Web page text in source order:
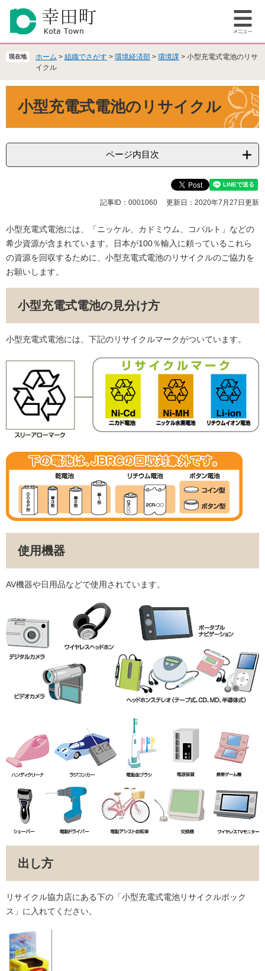
の
で
ー
ば
文
へ
メ
ー
現在地 ホーム > 組織でさがす > 環境経済部 > 環境課 > 小型充電式電池のリサ
イクル
小型充電式電池のリサイクル
ページ内目次
記事ID：0001060 更新日：2020年7月27日更新
小型充電式電池には、「ニッケル、カドミウム、コバルト」などの
希少資源が含まれています。日本が100％輸入に頼っているこれら
の資源を回収するために、小型充電式電池のリサイクルのご協力を
お願いします。
小型充電式電池の見分け方
小型充電式電池には、下記のリサイクルマークがついています。
使用機器
AV機器や日用品などで使用されています。
出し方
リサイクル協力店にある下の「小型充電式電池リサイクルボック
ス」に入れてください。